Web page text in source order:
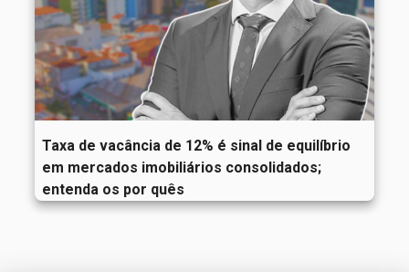
Taxa de vacância de 12% é sinal de equilíbrio
em mercados imobiliários consolidados;
entenda os por quês